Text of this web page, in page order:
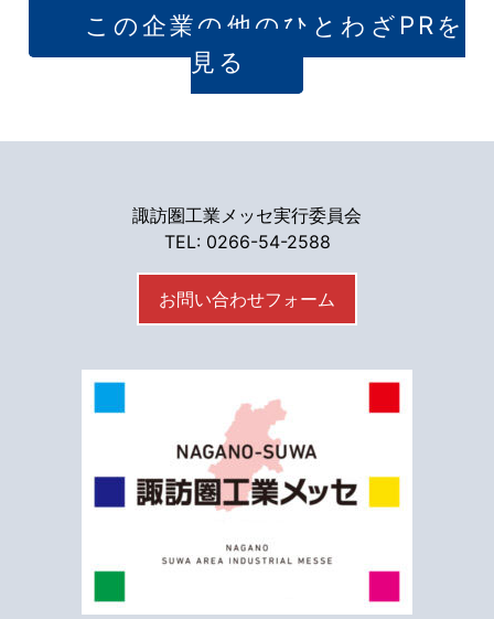
この企業の他のひとわざPRを
見る
諏訪圏工業メッセ実行委員会
TEL: 0266-54-2588
お問い合わせフォーム